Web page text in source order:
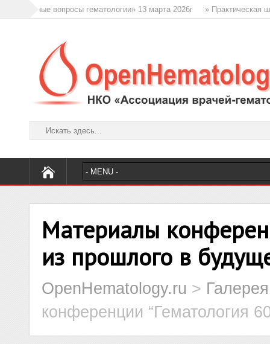
гематологии» 13 марта 2026г » Практическая школа
Материалы
из прошлого в
OpenHematology.ru > Галерея
конференции “Гематология